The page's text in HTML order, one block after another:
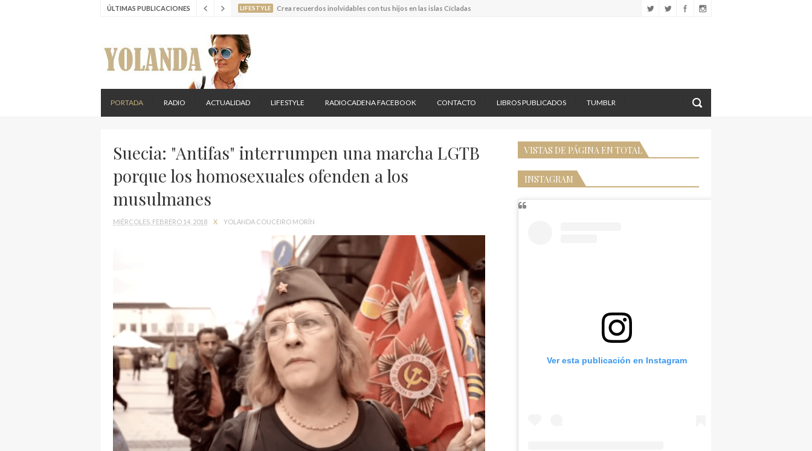
ÚLTIMAS PUBLICACIONES LIFESTYLE Crea recuerdos inolvidables con tus hijos en las islas Cícladas
LUJO
LIFESTYLE
PORTADA RADIO ACTUALIDAD LIFESTYLE RADIOCADENA FACEBOOK CONTACTO LIBROS PUBLICADOS TUMBLR
Suecia: "Antifas" interrumpen una marcha LGTB
porque los homosexuales ofenden a los
musulmanes
MIÉRCOLES, FEBRERO 14, 2018 X YOLANDA COUCEIRO MORÍN
VISTAS DE PÁGINA EN TOTAL
INSTAGRAM
Ver esta publicación en Instagram